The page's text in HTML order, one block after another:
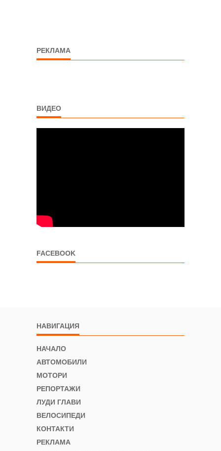
РЕКЛАМА
ВИДЕО
FACEBOOK
НАВИГАЦИЯ
НАЧАЛО
АВТОМОБИЛИ
МОТОРИ
РЕПОРТАЖИ
ЛУДИ ГЛАВИ
ВЕЛОСИПЕДИ
КОНТАКТИ
РЕКЛАМА